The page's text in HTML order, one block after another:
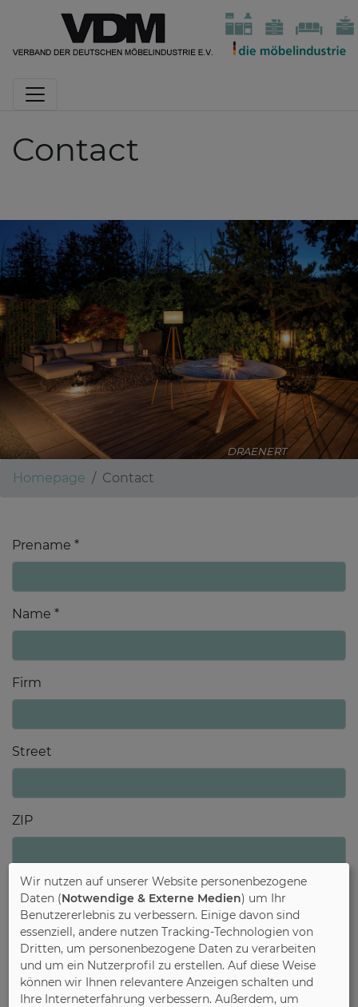
Contact
DRAENERT
Homepage Contact
Prename *
Name *
Firm
Street
ZIP
City
E-Mail *
Wir nutzen auf unserer Website personenbezogene
Daten (Notwendige & Externe Medien) um Ihr
Benutzererlebnis zu verbessern. Einige davon sind
essenziell, andere nutzen Tracking-Technologien von
Dritten, um personenbezogene Daten zu verarbeiten
und um ein Nutzerprofil zu erstellen. Auf diese Weise
können wir Ihnen relevantere Anzeigen schalten und
Ihre Interneterfahrung verbessern. Außerdem, um